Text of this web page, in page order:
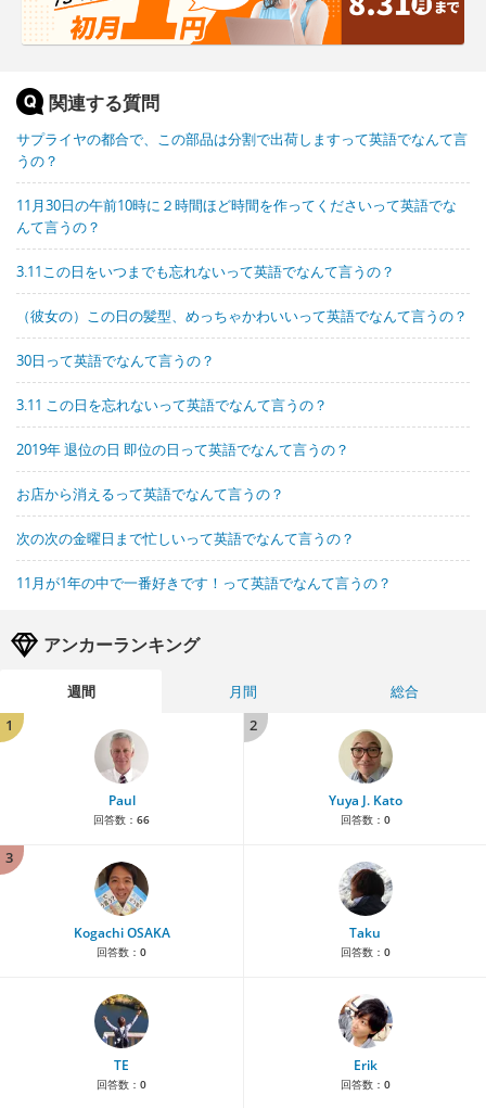
関連する質問
サプライヤの都合で、この部品は分割で出荷しますって英語でなんて言
うの？
11月30日の午前10時に２時間ほど時間を作ってくださいって英語でな
んて言うの？
3.11この日をいつまでも忘れないって英語でなんて言うの？
（彼女の）この日の髪型、めっちゃかわいいって英語でなんて言うの？
30日って英語でなんて言うの？
3.11 この日を忘れないって英語でなんて言うの？
2019年 退位の日 即位の日って英語でなんて言うの？
お店から消えるって英語でなんて言うの？
次の次の金曜日まで忙しいって英語でなんて言うの？
11月が1年の中で一番好きです！って英語でなんて言うの？
アンカーランキング
週間 月間
総合
1
Paul
回答数： 66
2
Yuya J. Kato
回答数： 0
3
Kogachi OSAKA
回答数： 0
Taku
回答数： 0
TE
回答数： 0
Erik
回答数： 0